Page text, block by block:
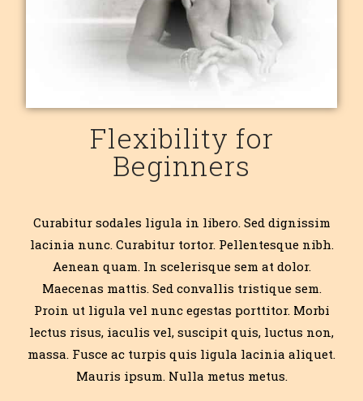
Flexibility for
Beginners
Curabitur sodales ligula in libero. Sed dignissim
lacinia nunc. Curabitur tortor. Pellentesque nibh.
Aenean quam. In scelerisque sem at dolor.
Maecenas mattis. Sed convallis tristique sem.
Proin ut ligula vel nunc egestas porttitor. Morbi
lectus risus, iaculis vel, suscipit quis, luctus non,
massa. Fusce ac turpis quis ligula lacinia aliquet.
Mauris ipsum. Nulla metus metus.